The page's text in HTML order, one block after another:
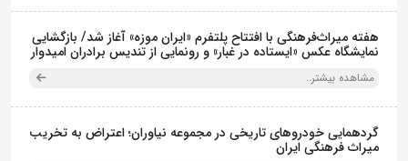
هفته میراث‌فرهنگی با افتتاح پلتفرم «ایران موزه» آغاز شد/ بازگشایی
نمایشگاه عکس «ایستاده در غبار» و رونمایی از تندیس برادران امیدوار
مشاهده بیشتر..
گردهمایی خودروهای تاریخی در مجموعه نیاوران؛ اعتراض به تخریب
میراث فرهنگی ایران